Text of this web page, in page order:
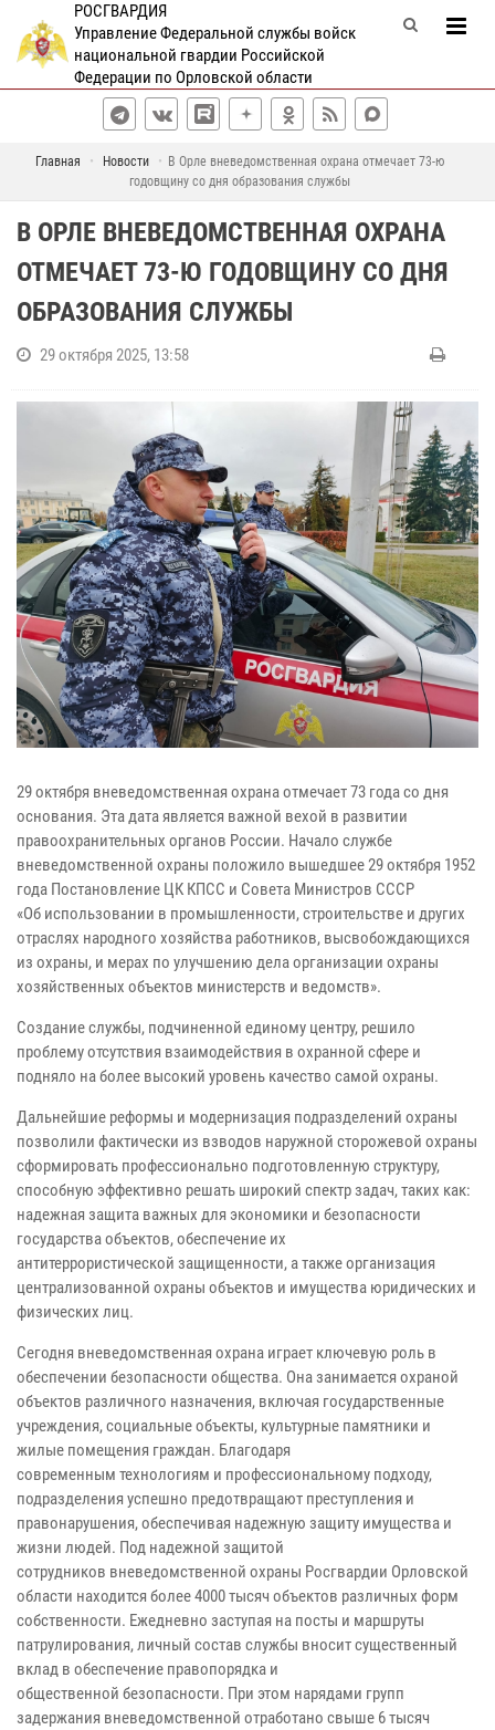
РОСГВАРДИЯ
Управление Федеральной службы войск
национальной гвардии Российской
Федерации по Орловской области
Главная Новости
В Орле вневедомственная охрана отмечает 73-ю
годовщину со дня образования службы
В ОРЛЕ ВНЕВЕДОМСТВЕННАЯ ОХРАНА
ОТМЕЧАЕТ 73-Ю ГОДОВЩИНУ СО ДНЯ
ОБРАЗОВАНИЯ СЛУЖБЫ
29 октября 2025, 13:58
29 октября вневедомственная охрана отмечает 73 года со дня
основания. Эта дата является важной вехой в развитии
правоохранительных органов России. Начало службе
вневедомственной охраны положило вышедшее 29октября 1952
года Постановление ЦК КПСС и Совета Министров СССР
«Об использовании в промышленности, строительстве и других
отраслях народного хозяйства работников, высвобождающихся
из охраны, и мерах по улучшению дела организации охраны
хозяйственных объектов министерств и ведомств».
Создание службы, подчиненной единому центру, решило
проблему отсутствия взаимодействия в охранной сфере и
подняло на более высокий уровень качество самой охраны.
Дальнейшие реформы и модернизация подразделений охраны
позволили фактически из взводов наружной сторожевой охраны
сформировать профессионально подготовленную структуру,
способную эффективно решать широкий спектр задач, таких как:
надежная защита важных для экономики и безопасности
государства объектов, обеспечение их
антитеррористической защищенности, а также организация
централизованной охраны объектов и имущества юридических и
физических лиц.
Сегодня вневедомственная охрана играет ключевую роль в
обеспечении безопасности общества. Она занимается охраной
объектов различного назначения, включая государственные
учреждения, социальные объекты, культурные памятники и
жилые помещения граждан. Благодаря
современным технологиям и профессиональному подходу,
подразделения успешно предотвращают преступления и
правонарушения, обеспечивая надежную защиту имущества и
жизни людей. Под надежной защитой
сотрудников вневедомственной охраны Росгвардии Орловской
области находится более4000 тысяч объектов различных форм
собственности. Ежедневно заступая на посты и маршруты
патрулирования, личный состав службы вноситсущественный
вклад в обеспечение правопорядка и
общественной безопасности. При этом нарядами групп
задержания вневедомственной отработано свыше 6 тысяч